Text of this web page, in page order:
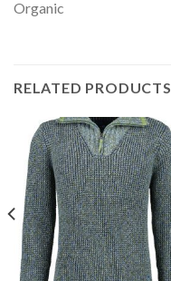
Organic
RELATED PRODUCTS